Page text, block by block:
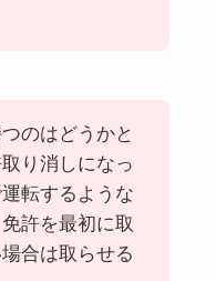
のはどうかと
り消しになっ
転するような
許を最初に取
合は取らせる